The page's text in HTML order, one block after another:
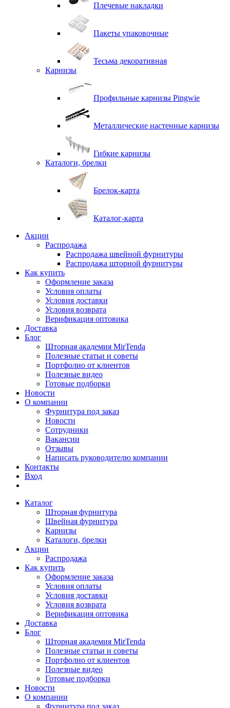
Плечевые накладки
Пакеты упаковочные
Тесьма декоративная
Карнизы
Профильные карнизы Pingwie
Металлические настенные карнизы
Гибкие карнизы
Каталоги, брелки
Брелок-карта
Каталог-карта
Акции
Распродажа
Распродажа швейной фурнитуры
Распродажа шторной фурнитуры
Как купить
Оформление заказа
Условия оплаты
Условия доставки
Условия возврата
Верификация оптовика
Доставка
Блог
Шторная академия MirTenda
Полезные статьи и советы
Портфолио от клиентов
Полезные видео
Готовые подборки
Новости
О компании
Фурнитура под заказ
Новости
Сотрудники
Вакансии
Отзывы
Написать руководителю компании
Контакты
Вход
Каталог
Шторная фурнитура
Швейная фурнитура
Карнизы
Каталоги, брелки
Акции
Распродажа
Как купить
Оформление заказа
Условия оплаты
Условия доставки
Условия возврата
Верификация оптовика
Доставка
Блог
Шторная академия MirTenda
Полезные статьи и советы
Портфолио от клиентов
Полезные видео
Готовые подборки
Новости
О компании
Фурнитура под заказ